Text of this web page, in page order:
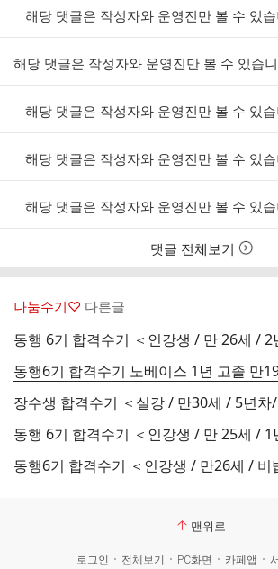
리
해당 댓글은 작성자와 운영진만 볼 수 있
해당 댓글은 작성자와 운영진만 볼 수 있습
해당 댓글은 작성자와 운영진만 볼 수 있
해당 댓글은 작성자와 운영진만 볼 수 있
해당 댓글은 작성자와 운영진만 볼 수 있
댓글 전체보기
나눔수기♡ 다른글
동행6기 합격수기 노베이스 1년 고졸 만
맨위로
로그인 전체보기 PC화면 카페앱